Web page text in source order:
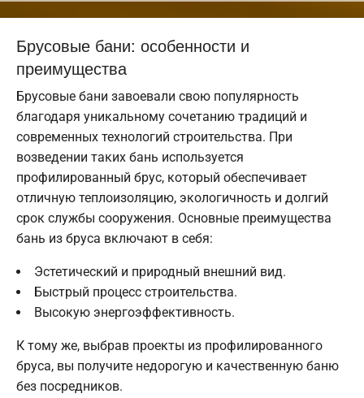
Брусовые бани: особенности и
преимущества
Брусовые бани завоевали свою популярность
благодаря уникальному сочетанию традиций и
современных технологий строительства. При
возведении таких бань используется
профилированный брус, который обеспечивает
отличную теплоизоляцию, экологичность и долгий
срок службы сооружения. Основные преимущества
бань из бруса включают в себя:
Эстетический и природный внешний вид.
Быстрый процесс строительства.
Высокую энергоэффективность.
К тому же, выбрав проекты из профилированного
бруса, вы получите недорогую и качественную баню
без посредников.